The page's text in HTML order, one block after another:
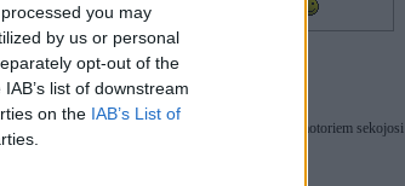
you may
by us or personal
opt-out of the
list of downstream
on the IAB’s List of
darbību,bet tas ir vienkāršāk,kā piečakarēt DSC
vanos ir viena no izplatitakajam problemam BMW motoriem sekojosi